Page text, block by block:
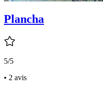
Plancha
5/5
• 2 avis